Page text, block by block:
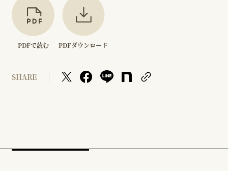
PDFで読む PDFダウンロード
SHARE